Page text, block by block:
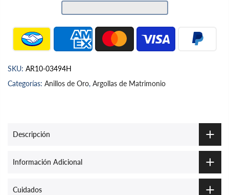
SKU: AR10-03494H
Categorías: Anillos de Oro, Argollas de Matrimonio
Descripción
Información Adicional
Cuidados